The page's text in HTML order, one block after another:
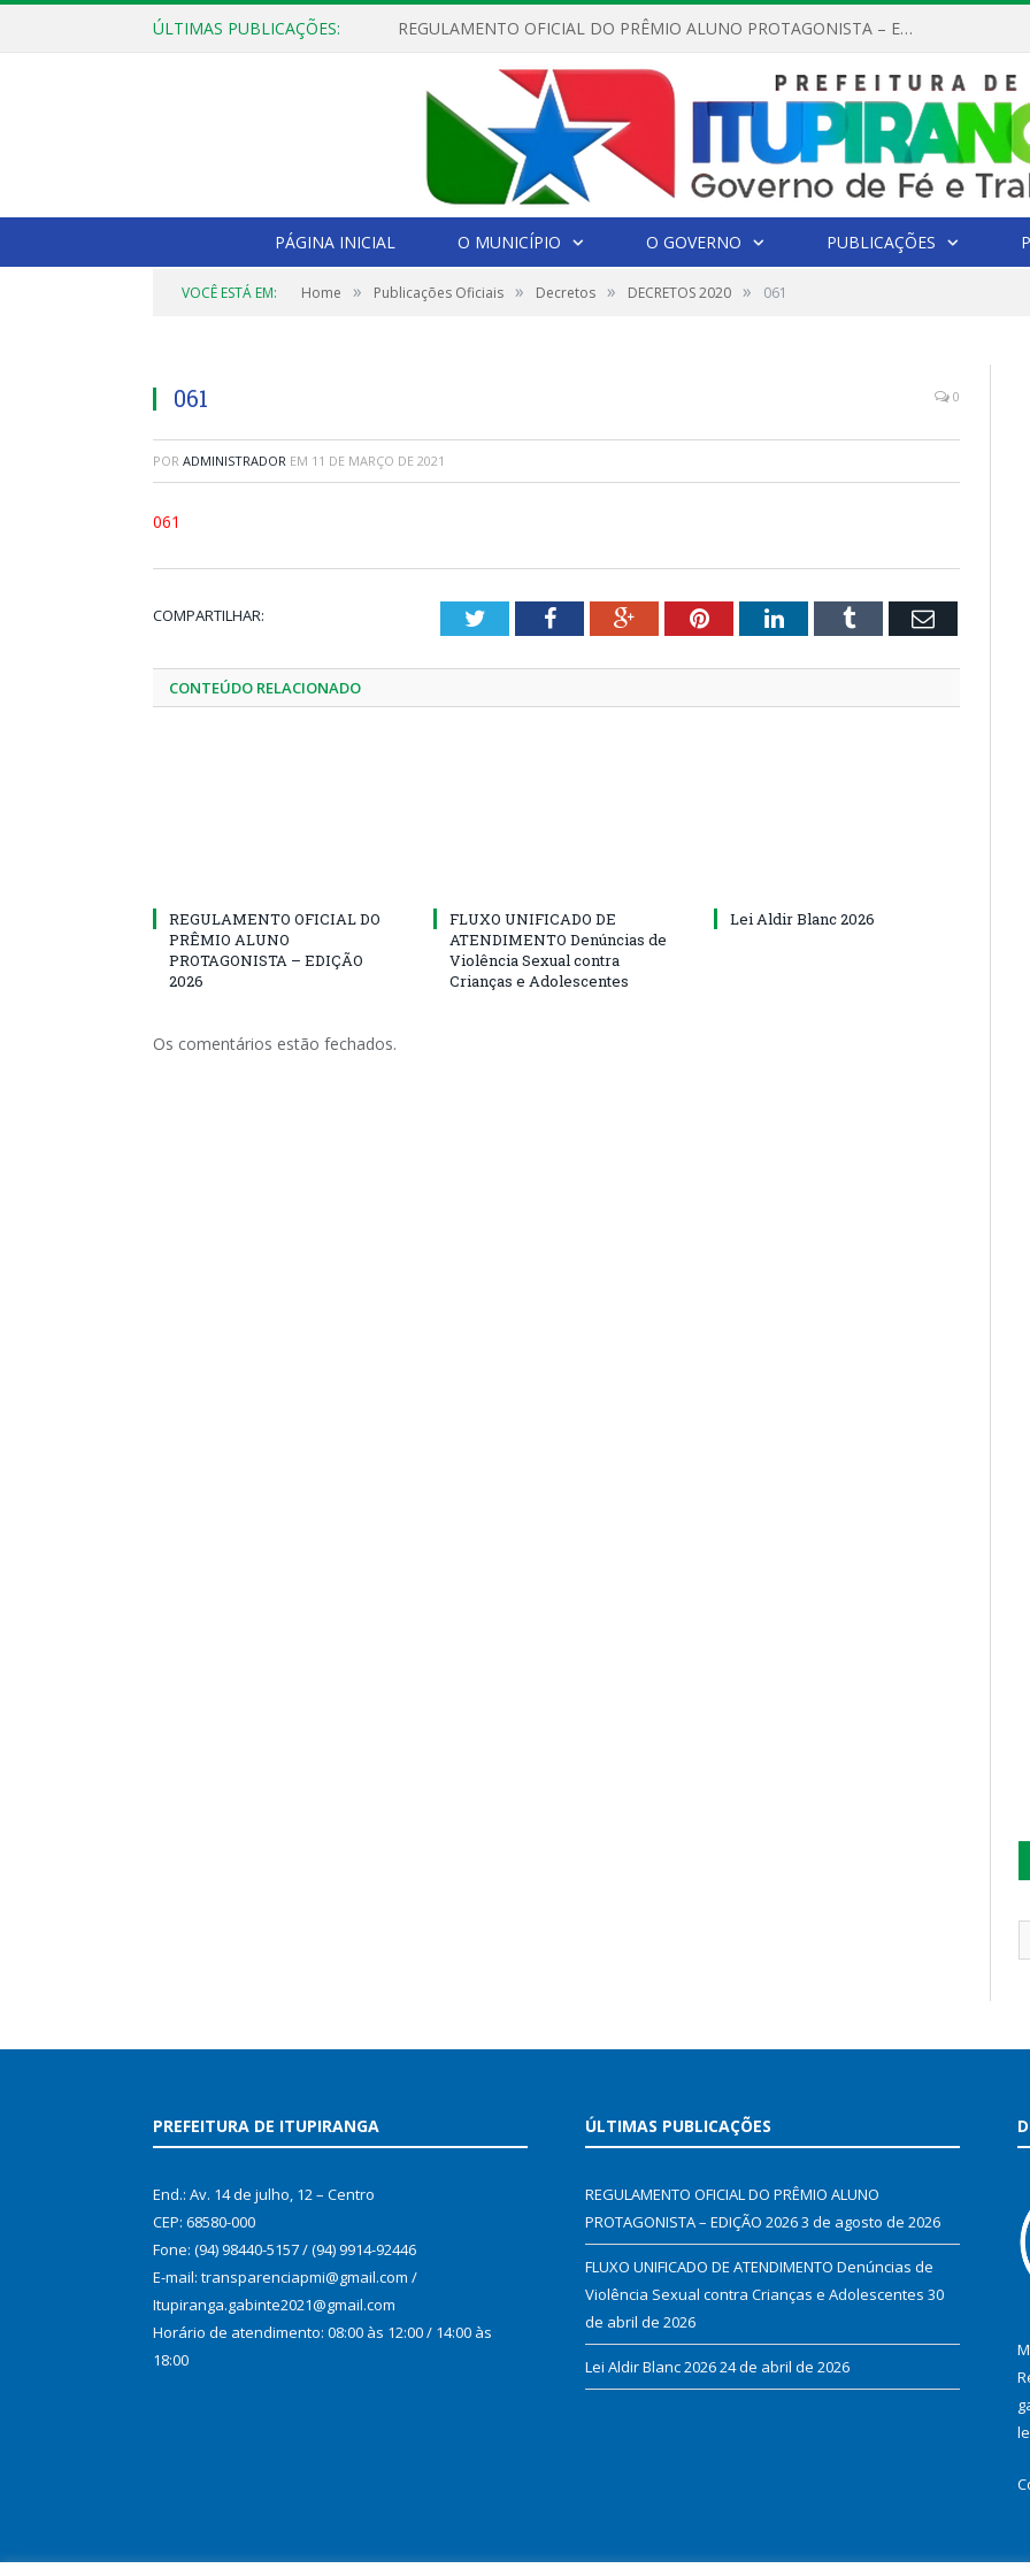
ÚLTIMAS PUBLICAÇÕES: REGULAMENTO OFICIAL DO PRÊMIO ALUNO PROTAGONISTA – EDIÇÃO 2026
PÁGINA INICIAL O MUNICÍPIO O GOVERNO PUBLICAÇÕES
VOCÊ ESTÁ EM: Home » Publicações Oficiais » Decretos » DECRETOS 2020 » 061
061 0
POR ADMINISTRADOR EM 11 DE MARÇO DE 2021
061
COMPARTILHAR: TwitterFacebookGoogle+PinterestLinkedInTumblr Email
CONTEÚDO RELACIONADO
REGULAMENTO OFICIAL DO
PRÊMIO ALUNO
PROTAGONISTA – EDIÇÃO
2026
FLUXO UNIFICADO DE
ATENDIMENTO Denúncias de
Violência Sexual contra
Crianças e Adolescentes
Lei Aldir Blanc 2026
Os comentários estão fechados.
PREFEITURA DE ITUPIRANGA
End.: Av. 14 de julho, 12 – Centro
CEP: 68580-000
Fone: (94) 98440-5157 / (94) 9914-92446
E-mail: transparenciapmi@gmail.com /
Itupiranga.gabinte2021@gmail.com
Horário de atendimento: 08:00 às 12:00 / 14:00 às
18:00
ÚLTIMAS PUBLICAÇÕES
REGULAMENTO OFICIAL DO PRÊMIO ALUNO
PROTAGONISTA – EDIÇÃO 20263 de agosto de 2026
FLUXO UNIFICADO DE ATENDIMENTO Denúncias de
Violência Sexual contra Crianças e Adolescentes 30
de abril de 2026
Lei Aldir Blanc 202624 de abril de 2026